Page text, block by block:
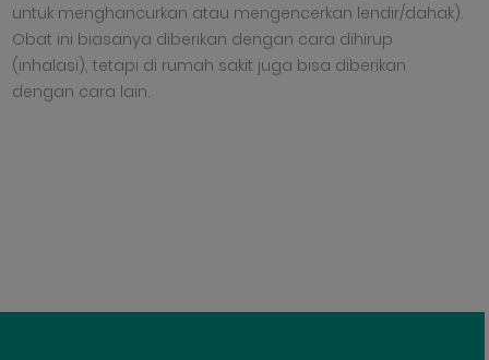
untuk menghancurkan atau mengencerkan lendir/dahak).
Obat ini biasanya diberikan dengan cara dihirup
(inhalasi), tetapi di rumah sakit juga bisa diberikan
dengan cara lain.